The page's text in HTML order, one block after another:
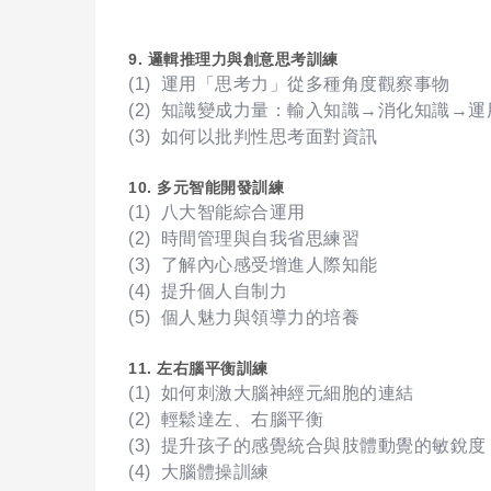
9. 邏輯推理力與創意思考訓練
(1) 運用「思考力」從多種角度觀察事物
(2) 知識變成力量：輸入知識→消化知識→運
(3) 如何以批判性思考面對資訊
10. 多元智能開發訓練
(1) 八大智能綜合運用
(2) 時間管理與自我省思練習
(3) 了解內心感受增進人際知能
(4) 提升個人自制力
(5) 個人魅力與領導力的培養
11. 左右腦平衡訓練
(1) 如何刺激大腦神經元細胞的連結
(2) 輕鬆達左、右腦平衡
(3) 提升孩子的感覺統合與肢體動覺的敏銳度
(4) 大腦體操訓練